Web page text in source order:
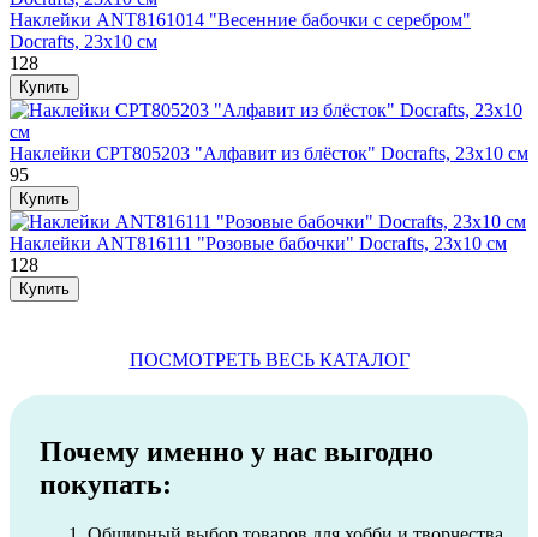
Наклейки ANT8161014 "Весенние бабочки с серебром"
Docrafts, 23х10 см
128
Наклейки CPT805203 "Алфавит из блёсток" Docrafts, 23х10 см
95
Наклейки ANT816111 "Розовые бабочки" Docrafts, 23х10 см
128
ПОСМОТРЕТЬ ВЕСЬ КАТАЛОГ
Почему именно у нас выгодно
покупать: